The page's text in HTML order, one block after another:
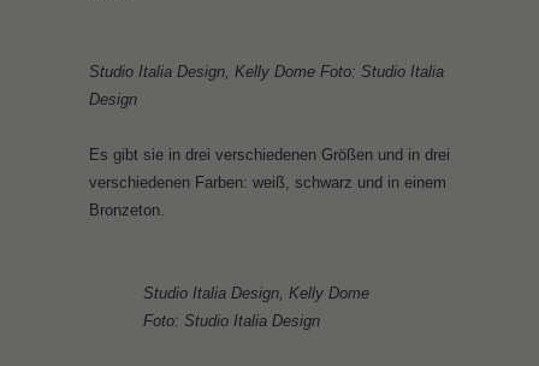
Studio Italia Design, Kelly Dome Foto: Studio Italia
Design
Es gibt sie in drei verschiedenen Größen und in drei
verschiedenen Farben: weiß, schwarz und in einem
Bronzeton.
Studio Italia Design, Kelly Dome
Foto: Studio Italia Design